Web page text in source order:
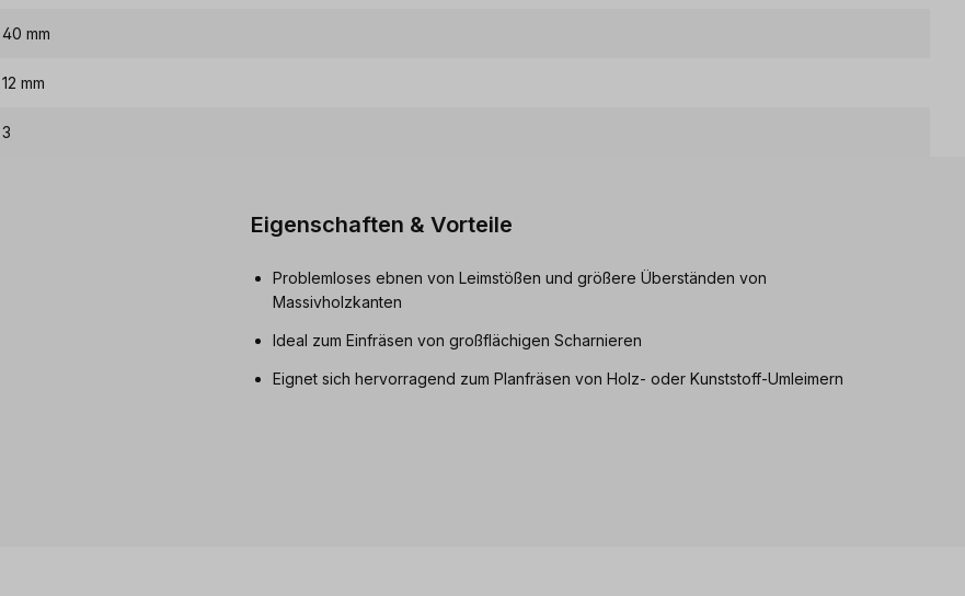
40 mm
12 mm
3
Eigenschaften & Vorteile
Problemloses ebnen von Leimstößen und größere Überständen von
Massivholzkanten
Ideal zum Einfräsen von großflächigen Scharnieren
Eignet sich hervorragend zum Planfräsen von Holz- oder Kunststoff-Umleimern